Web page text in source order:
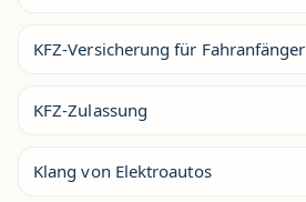
KFZ-Versicherung für Fahranfänger
KFZ-Zulassung
Klang von Elektroautos